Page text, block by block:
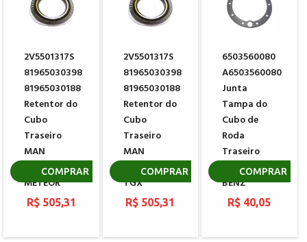
2V5501317S
81965030398
81965030188
Retentor do
Cubo
Traseiro
MAN
VOLKSWAGEN
METEOR
R$ 505,31
COMPRAR
2V5501317S
81965030398
81965030188
Retentor do
Cubo
Traseiro
MAN
VOLKSWAGEN
TGX
R$ 505,31
COMPRAR
6503560080
A6503560080
Junta
Tampa do
Cubo de
Roda
Traseiro
MERCEDES
BENZ
R$ 40,05
COMPRAR